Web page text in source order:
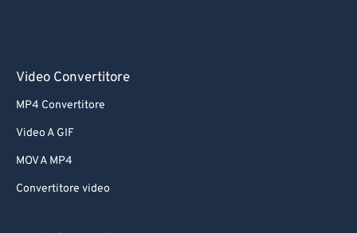
Video Convertitore
MP4 Convertitore
Video A GIF
MOV A MP4
Convertitore video